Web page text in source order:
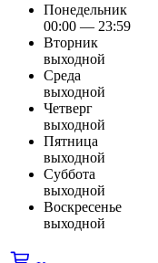
Понедельник
00:00 — 23:59
Вторник
выходной
Среда
выходной
Четверг
выходной
Пятница
выходной
Суббота
выходной
Воскресенье
выходной